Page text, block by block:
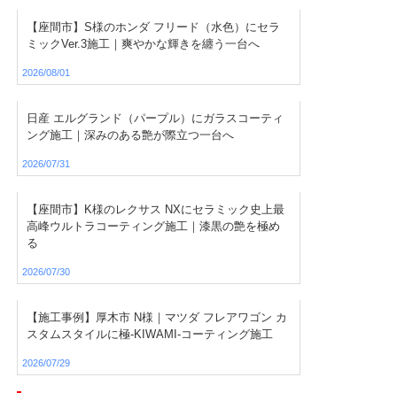
【座間市】S様のホンダ フリード（水色）にセラ
ミックVer.3施工｜爽やかな輝きを纏う一台へ
2026/08/01
日産 エルグランド（パープル）にガラスコーティ
ング施工｜深みのある艶が際立つ一台へ
2026/07/31
【座間市】K様のレクサス NXにセラミック史上最
高峰ウルトラコーティング施工｜漆黒の艶を極め
る
2026/07/30
【施工事例】厚木市 N様｜マツダ フレアワゴン カ
スタムスタイルに極-KIWAMI-コーティング施工
2026/07/29